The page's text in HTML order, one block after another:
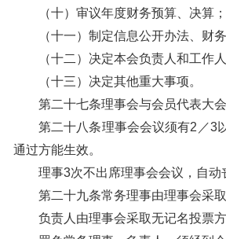
（十）审议年度财务预算、决算；
（十一）制定信息公开办法、财
（十二）决定本会负责人和工作
（十三）决定其他重大事项。
第二十七条理事会与会员代表大
第二十八条理事会会议须有2／3
通过方能生效。
理事3次不出席理事会会议，自动
第二十九条常务理事由理事会采
负责人由理事会采取无记名投票